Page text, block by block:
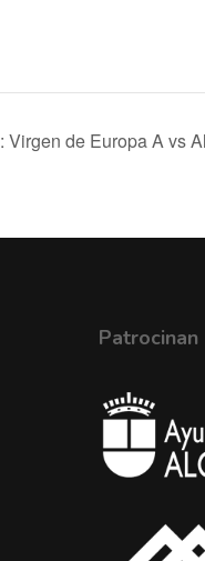
Virgen de Europa A vs
Patrocinan